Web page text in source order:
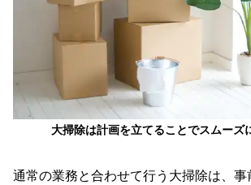
大掃除は計画を立てることでスムーズ
通常の業務と合わせて行う大掃除は、事